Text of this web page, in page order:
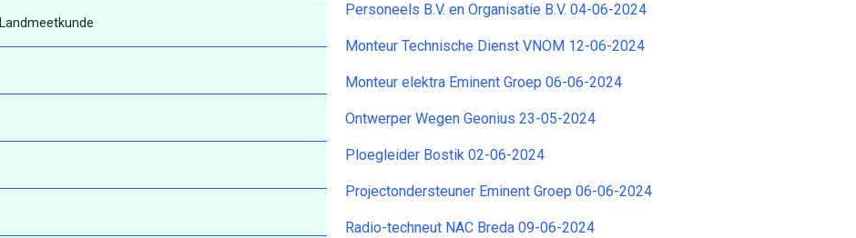
Personeels B.V. en Organisatie B.V. 04-06-2024
Monteur Technische Dienst VNOM 12-06-2024
Monteur elektra Eminent Groep 06-06-2024
Ontwerper Wegen Geonius 23-05-2024
Ploegleider Bostik 02-06-2024
Projectondersteuner Eminent Groep 06-06-2024
Radio-techneut NAC Breda 09-06-2024